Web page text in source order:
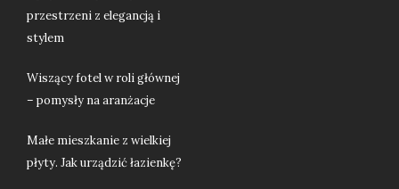
przestrzeni z elegancją i
stylem
Wiszący fotel w roli głównej
– pomysły na aranżacje
Małe mieszkanie z wielkiej
płyty. Jak urządzić łazienkę?